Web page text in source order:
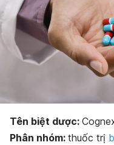
Tên biệt dược:
Phân nhóm: thuốc trị